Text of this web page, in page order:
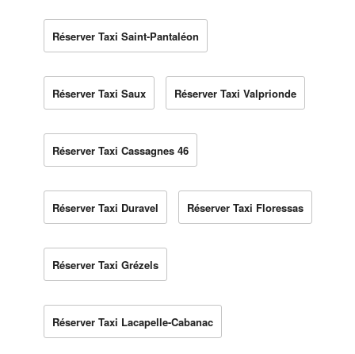
Réserver Taxi Saint-Pantaléon
Réserver Taxi Saux Réserver Taxi Valprionde
Réserver Taxi Cassagnes 46
Réserver Taxi Duravel Réserver Taxi Floressas
Réserver Taxi Grézels
Réserver Taxi Lacapelle-Cabanac